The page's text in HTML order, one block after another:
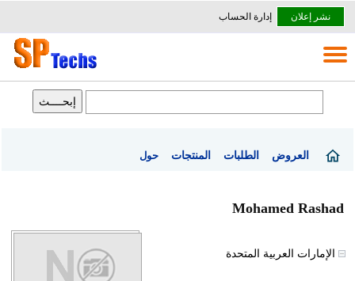
نشر إعلان إدارة الحساب
العروض الطلبات المنتجات حول
Mohamed Rashad
الإمارات العربية المتحدة